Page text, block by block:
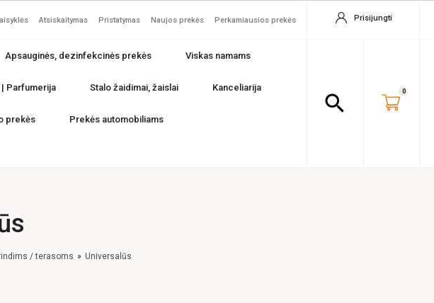
Atsiskaitymas Pristatymas Naujos prekės Perkamiausios prekės Prisijungti
Apsauginės, dezinfekcinės prekės Viskas namams
Parfumerija Stalo žaidimai, žaislai Kanceliarija
prekės Prekės automobiliams
search 0
/ terasoms Universalūs